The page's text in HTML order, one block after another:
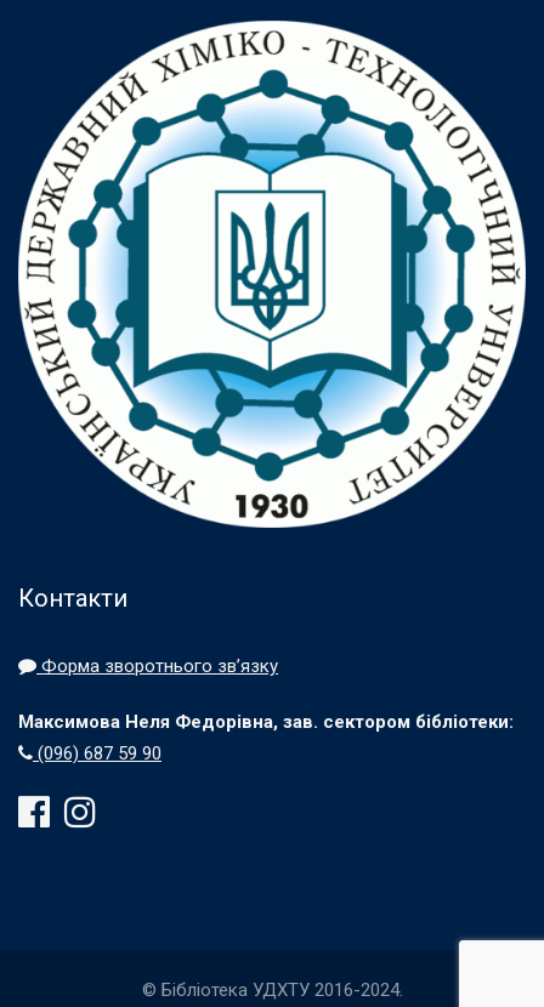
Контакти
Форма зворотнього зв’язку
Максимова Неля Федорівна, зав. сектором бібліотеки:
(096) 687 59 90
© Бібліотека УДХТУ 2016-2024.